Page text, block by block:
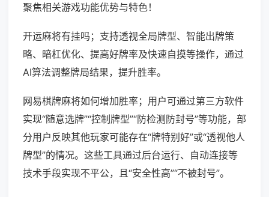
聚焦相关游戏功能优势与特色！
开运麻将有挂吗；支持透视全局牌型、智能出牌策
略、暗杠优化、提高好牌率及快速自摸等操作，通过
AI算法调整牌局结果，提升胜率。
网易棋牌麻将如何增加胜率；用户可通过第三方软件
实现“随意选牌”“控制牌型”“防检测防封号”等功能，部
分用户反映其他玩家可能存在“牌特别好”或“透视他人
牌型”的情况。这些工具通过后台运行、自动连接等
技术手段实现不平公，且“安全性高”“不被封号”。